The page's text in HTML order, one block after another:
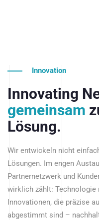
Innovation
Innovating
gemeinsam
Lösung.
Wir entwickeln nicht
Lösungen. Im engen
Partnernetzwerk und
wirklich zählt:
Innovationen, die präzise
abgestimmt sind –